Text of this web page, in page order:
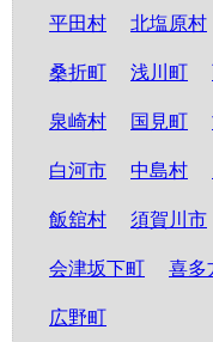
平田村 北塩原村
桑折町 浅川町
泉崎村 国見町
白河市 中島村
飯舘村 須賀川市
会津坂下町 喜多
広野町